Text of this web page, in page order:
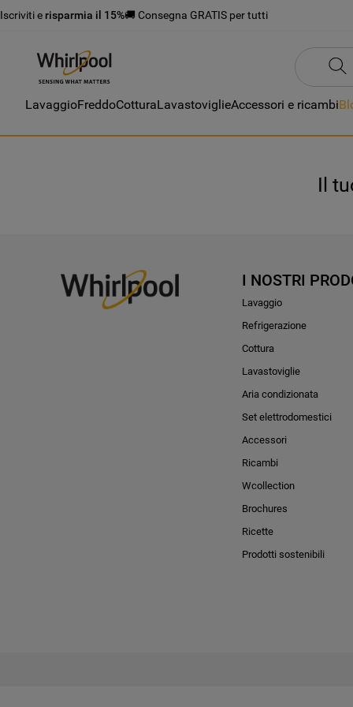
Iscriviti e risparmia il 15%🚚 Consegna GRATIS per tutti
LavaggioFreddoCotturaLavastoviglieAccessori e ricambi
Il
I NOSTRI
Lavaggio
Refrigerazione
Cottura
Lavastoviglie
Aria condizionata
Set elettrodomestici
Accessori
Ricambi
Wcollection
Brochures
Ricette
Prodotti sostenibili